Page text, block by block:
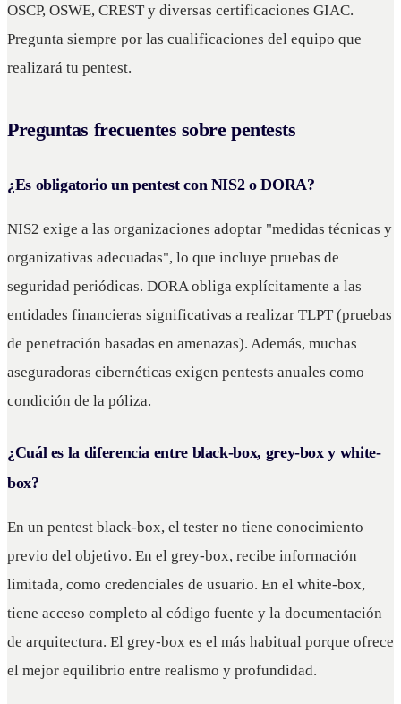
OSCP, OSWE, CREST y diversas certificaciones GIAC.
Pregunta siempre por las cualificaciones del equipo que
realizará tu pentest.
Preguntas frecuentes sobre pentests
¿Es obligatorio un pentest con NIS2 o DORA?
NIS2 exige a las organizaciones adoptar "medidas técnicas y
organizativas adecuadas", lo que incluye pruebas de
seguridad periódicas. DORA obliga explícitamente a las
entidades financieras significativas a realizar TLPT (pruebas
de penetración basadas en amenazas). Además, muchas
aseguradoras cibernéticas exigen pentests anuales como
condición de la póliza.
¿Cuál es la diferencia entre black-box, grey-box y white-
box?
En un pentest black-box, el tester no tiene conocimiento
previo del objetivo. En el grey-box, recibe información
limitada, como credenciales de usuario. En el white-box,
tiene acceso completo al código fuente y la documentación
de arquitectura. El grey-box es el más habitual porque ofrece
el mejor equilibrio entre realismo y profundidad.